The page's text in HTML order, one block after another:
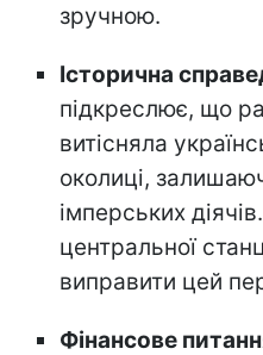
зручною.
Історична
підкреслює, що
витісняла
околиці,
імперських
центральної
виправити цей
Фінансове